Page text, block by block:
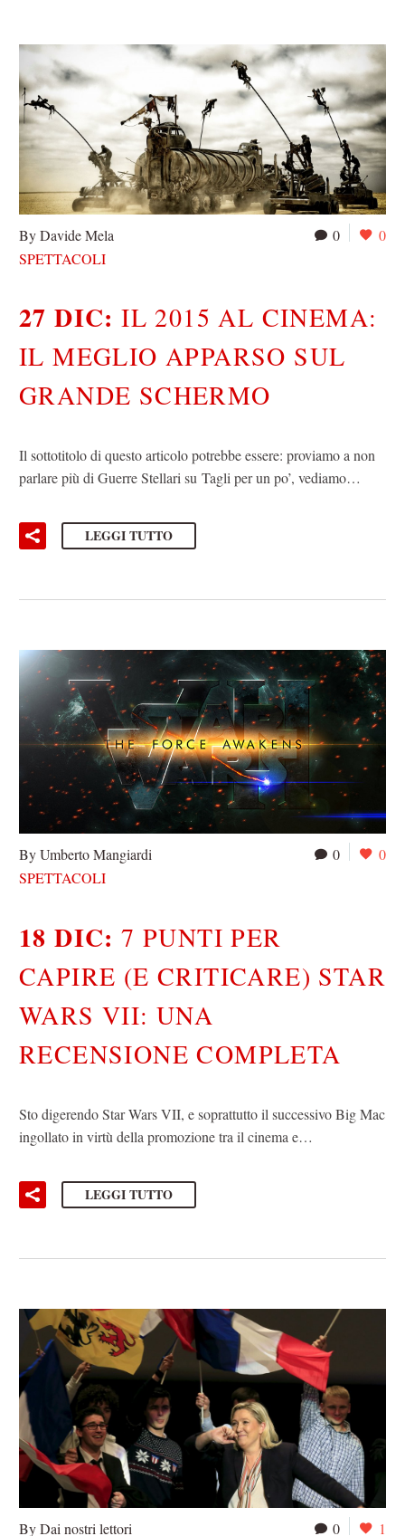
0 0
By Davide Mela
SPETTACOLI
27 DIC:IL 2015 AL CINEMA:
IL MEGLIO APPARSO SUL
GRANDE SCHERMO
Il sottotitolo di questo articolo potrebbe essere: proviamo a non
parlare più di Guerre Stellari su Tagli per un po’, vediamo…
LEGGI TUTTO
0 0
By Umberto Mangiardi
SPETTACOLI
18 DIC:7 PUNTI PER
CAPIRE (E CRITICARE) STAR
WARS VII: UNA
RECENSIONE COMPLETA
Sto digerendo Star Wars VII, e soprattutto il successivo Big Mac
ingollato in virtù della promozione tra il cinema e…
LEGGI TUTTO
0 1
By Dai nostri lettori